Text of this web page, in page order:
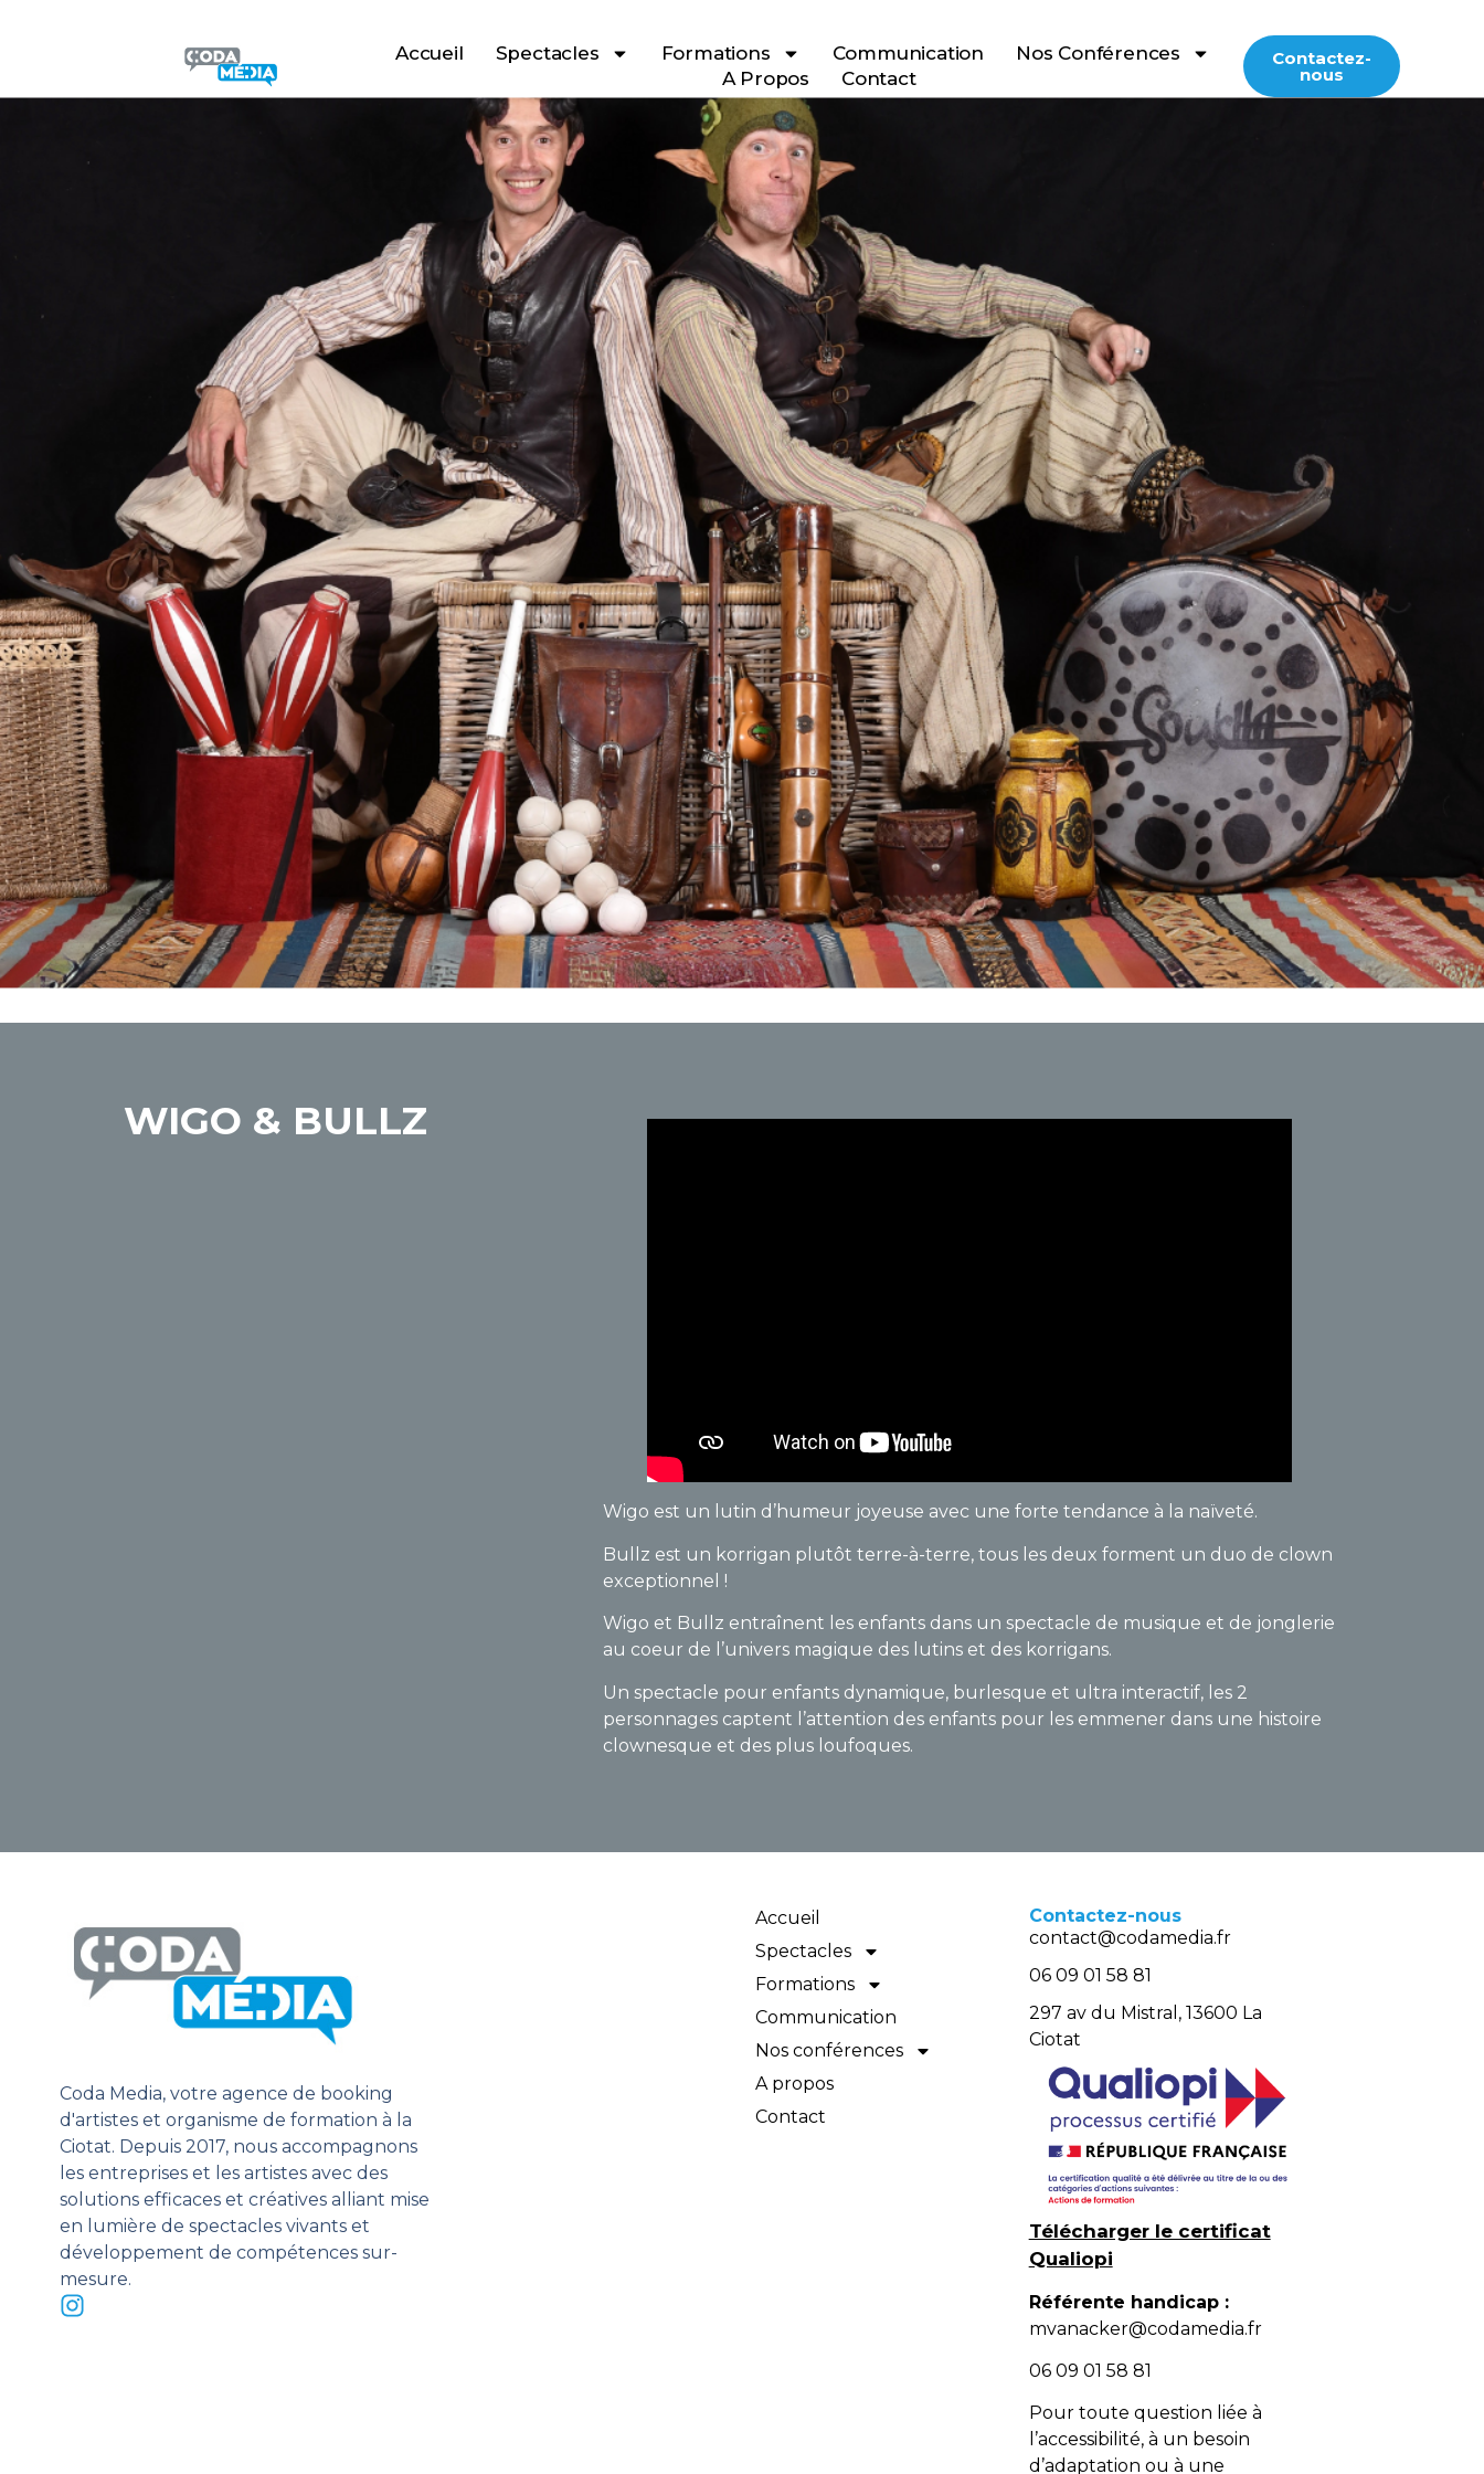
Accueil Spectacles Formations Communication
Nos Conférences
A Propos
Contact
Contactez-
nous
WIGO & BULLZ
Wigo est un lutin d’humeur joyeuse avec une forte tendance à la naïveté.
Bullz est un korrigan plutôt terre-à-terre, tous les deux forment un duo de clown
exceptionnel !
Wigo et Bullz entraînent les enfants dans un spectacle de musique et de jonglerie
au coeur de l’univers magique des lutins et des korrigans.
Un spectacle pour enfants dynamique, burlesque et ultra interactif, les 2
personnages captent l’attention des enfants pour les emmener dans une histoire
clownesque et des plus loufoques.
Coda Media, votre agence de booking
d'artistes et organisme de formation à la
Ciotat. Depuis 2017, nous accompagnons
les entreprises et les artistes avec des
solutions efficaces et créatives alliant mise
en lumière de spectacles vivants et
développement de compétences sur-
mesure.
Accueil
Spectacles
Formations
Communication
Nos conférences
A propos
Contact
Contactez-nous
contact@codamedia.fr​
06 09 01 58 81​
297 av du Mistral, 13600 La
Ciotat
Télécharger le certificat
Qualiopi
Référente handicap :
mvanacker@codamedia.fr
06 09 01 58 81​
Pour toute question liée à
l’accessibilité, à un besoin
d’adaptation ou à une